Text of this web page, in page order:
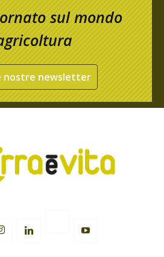
sul mondo
nostre newsletter